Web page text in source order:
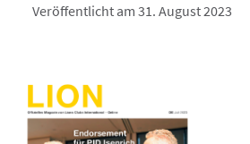
Veröffentlicht am 31. August 2023